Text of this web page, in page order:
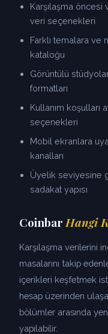
Karşılaşma öncesi
veri seçenekleri
Farklı temalara ve
kataloğu
Görüntülü
formatları
Kullanım koşulları
seçenekleri
Mobil ekranlara
kanalları
Üyelik seviyesine
sadakat yapısı
Coinbar Hangi
Karşılaşma verilerini
masalarını takip
içerikleri keşfetmek
hesap üzerinden
bölümler arasında
yapılabilir.